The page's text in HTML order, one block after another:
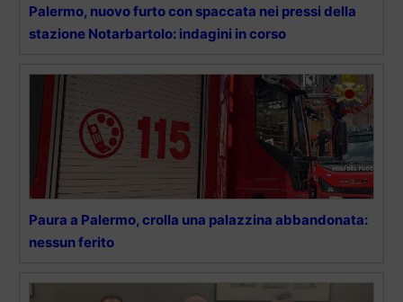
Palermo, nuovo furto con spaccata nei pressi della
stazione Notarbartolo: indagini in corso
Paura a Palermo, crolla una palazzina abbandonata:
nessun ferito